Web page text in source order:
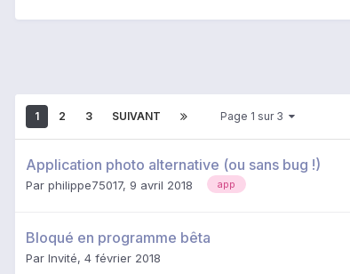
1 2 3 SUIVANT Page 1 sur 3
Application photo alternative (ou sans bug !)
Par philippe75017, 9 avril 2018 app
Bloqué en programme bêta
Par Invité, 4 février 2018